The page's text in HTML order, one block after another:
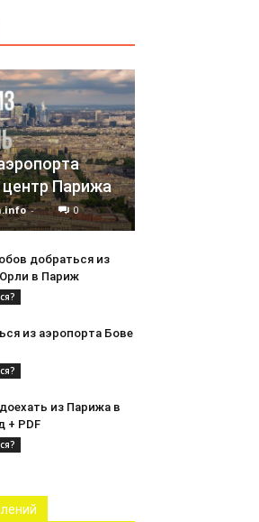
из
Парижа
- 0
добраться из
в Париж
из аэропорта Бове
из Парижа в
+ PDF